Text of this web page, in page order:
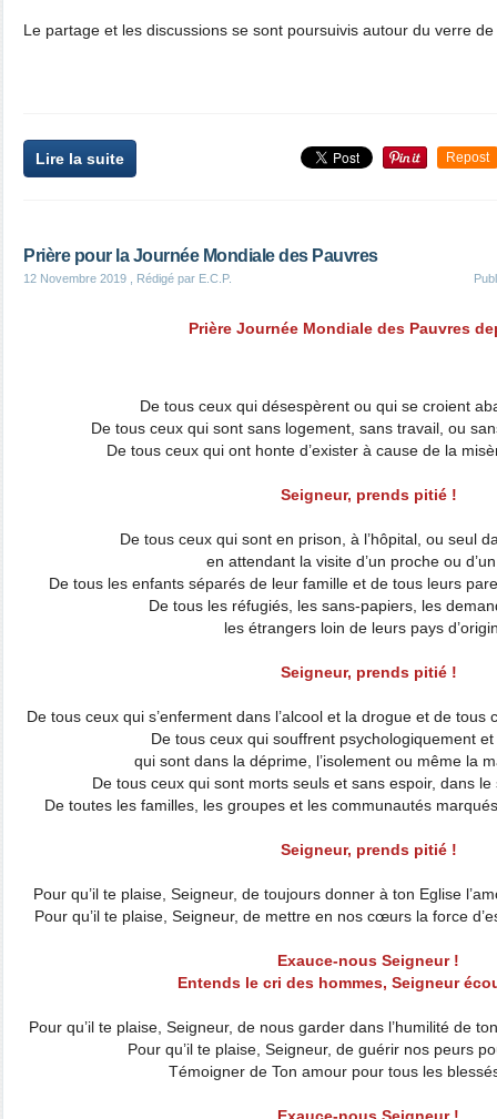
Le partage et les discussions se sont poursuivis autour du verre de
Lire la suite Repost
Prière pour la Journée Mondiale des Pauvres
12 Novembre 2019 , Rédigé par E.C.P.
Prière Journée Mondiale des Pauvres
De tous ceux qui désespèrent ou qui se croient
De tous ceux qui sont sans logement, sans travail, ou
De tous ceux qui ont honte d’exister à cause de la
Seigneur, prends pitié !
De tous ceux qui sont en prison, à l’hôpital, ou seul
en attendant la visite d’un proche ou
De tous les enfants séparés de leur famille et de tous leurs
De tous les réfugiés, les sans-papiers, les
les étrangers loin de leurs pays
Seigneur, prends pitié !
De tous ceux qui s’enferment dans l’alcool et la drogue et de tous
De tous ceux qui souffrent psychologiquement
qui sont dans la déprime, l’isolement ou même la
De tous ceux qui sont morts seuls et sans espoir, dans le
De toutes les familles, les groupes et les communautés
Seigneur, prends pitié !
Pour qu’il te plaise, Seigneur, de toujours donner à ton Eglise
Pour qu’il te plaise, Seigneur, de mettre en nos cœurs la force
Exauce-nous Seigneur !
Entends le cri des hommes, Seigneur
Pour qu’il te plaise, Seigneur, de nous garder dans l’humilité de
Pour qu’il te plaise, Seigneur, de guérir nos peurs
Témoigner de Ton amour pour tous les